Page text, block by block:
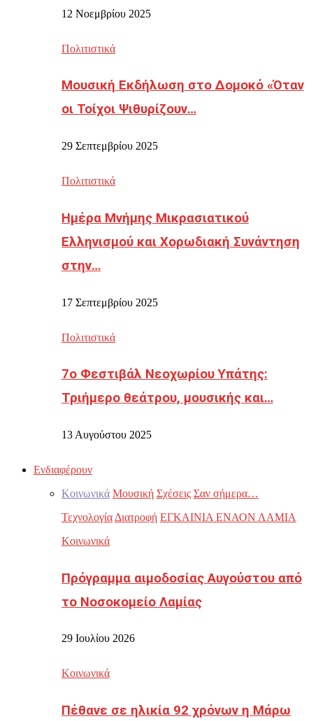
12 Νοεμβρίου 2025
Πολιτιστικά
Μουσική Εκδήλωση στο Δομοκό «Όταν
οι Τοίχοι Ψιθυρίζουν…
29 Σεπτεμβρίου 2025
Πολιτιστικά
Ημέρα Μνήμης Μικρασιατικού
Ελληνισμού και Χορωδιακή Συνάντηση
στην…
17 Σεπτεμβρίου 2025
Πολιτιστικά
7ο Φεστιβάλ Νεοχωρίου Υπάτης:
Τριήμερο θεάτρου, μουσικής και…
13 Αυγούστου 2025
Ενδιαφέρουν
Κοινωνικά Μουσική Σχέσεις Σαν σήμερα…
Τεχνολογία Διατροφή ΕΓΚΑΙΝΙΑ ΕΝΑΟΝ ΛΑΜΙΑ
Κοινωνικά
Πρόγραμμα αιμοδοσίας Αυγούστου από
το Νοσοκομείο Λαμίας
29 Ιουλίου 2026
Κοινωνικά
Πέθανε σε ηλικία 92 χρόνων η Μάρω